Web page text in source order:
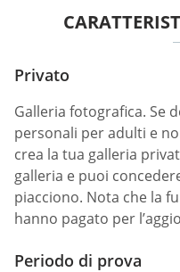
Privato
Galleria fotografica. Se
personali per adulti e
crea la tua galleria
galleria e puoi
piacciono. Nota che la
hanno pagato per
Periodo di prova